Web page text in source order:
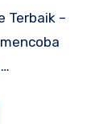
Terbaik –